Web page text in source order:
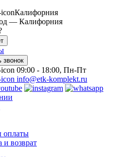
Калифорния
— Калифорния
звонок
09:00 - 18:00, Пн-Пт
info@etk-komplekt.ru
оплаты
и возврат